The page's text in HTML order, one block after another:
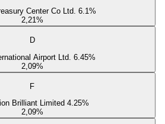
Center Co Ltd. 6.1%
2,21%
D
Airport Ltd. 6.45%
2,09%
F
Brilliant Limited 4.25%
2,09%